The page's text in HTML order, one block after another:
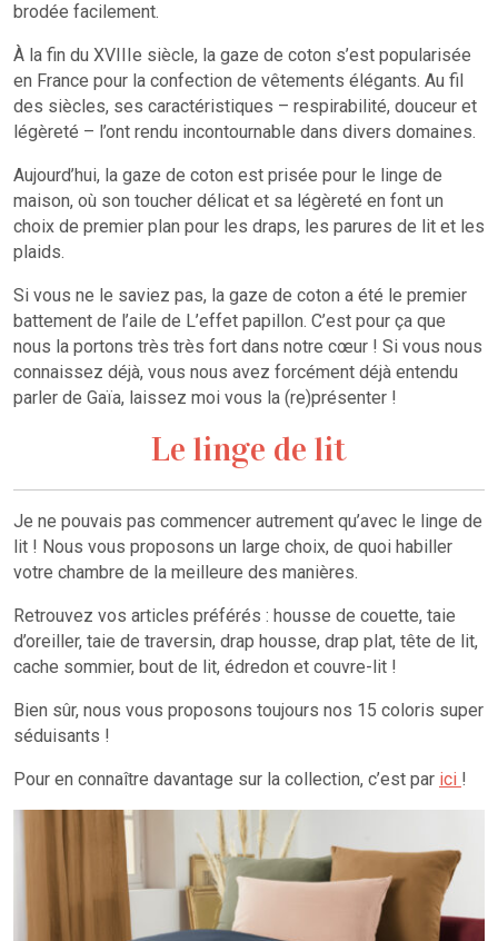
brodée facilement.
À la fin du XVIIIe siècle, la gaze de coton s’est popularisée
en France pour la confection de vêtements élégants. Au fil
des siècles, ses caractéristiques – respirabilité, douceur et
légèreté – l’ont rendu incontournable dans divers domaines.
Aujourd’hui, la gaze de coton est prisée pour le linge de
maison, où son toucher délicat et sa légèreté en font un
choix de premier plan pour les draps, les parures de lit et les
plaids.
Si vous ne le saviez pas, la gaze de coton a été le premier
battement de l’aile de L’effet papillon. C’est pour ça que
nous la portons très très fort dans notre cœur ! Si vous nous
connaissez déjà, vous nous avez forcément déjà entendu
parler de Gaïa, laissez moi vous la (re)présenter !
Le linge de lit
Je ne pouvais pas commencer autrement qu’avec le linge de
lit ! Nous vous proposons un large choix, de quoi habiller
votre chambre de la meilleure des manières.
Retrouvez vos articles préférés : housse de couette, taie
d’oreiller, taie de traversin, drap housse, drap plat, tête de lit,
cache sommier, bout de lit, édredon et couvre-lit !
Bien sûr, nous vous proposons toujours nos 15 coloris super
séduisants !
Pour en connaître davantage sur la collection, c’est par ici !